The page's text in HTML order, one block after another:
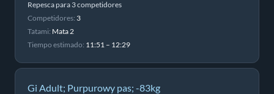
Repesca para 3 competidores
Competidores: 3
Tatami: Mata 2
Tiempo estimado: 11:51 – 12:29
Gi Adult; Purpurowy pas; -83kg